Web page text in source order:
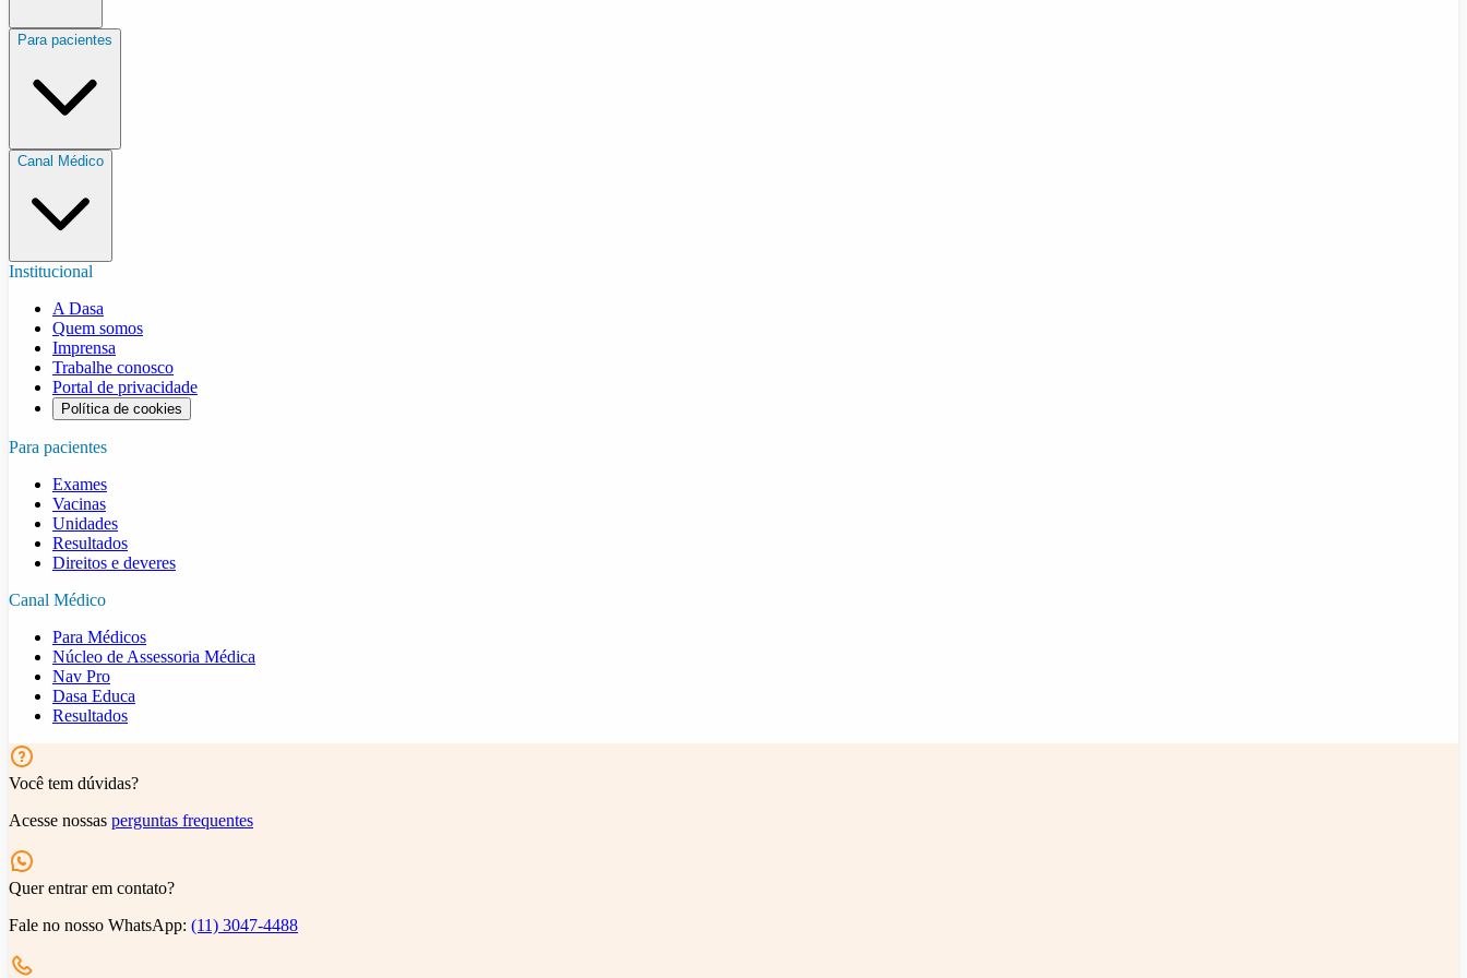
Para pacientes
Canal Médico
Institucional
A Dasa
Quem somos
Imprensa
Trabalhe conosco
Portal de privacidade
Política de cookies
Para pacientes
Exames
Vacinas
Unidades
Resultados
Direitos e deveres
Canal Médico
Para Médicos
Núcleo de Assessoria Médica
Nav Pro
Dasa Educa
Resultados
Você tem dúvidas?
Acesse nossas perguntas frequentes
Quer entrar em contato?
Fale no nosso WhatsApp: (11) 3047-4488